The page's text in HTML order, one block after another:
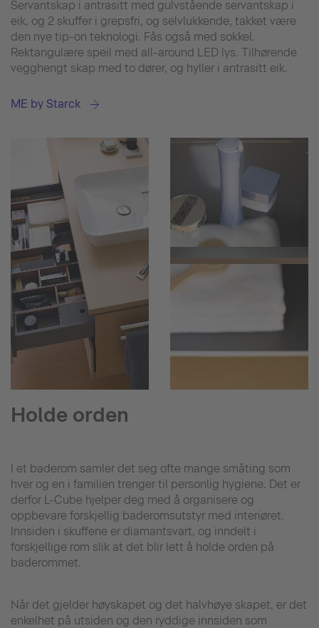
Servantskap i antrasitt med gulvstående servantskap i
eik, og 2 skuffer i grepsfri, og selvlukkende, takket være
den nye tip-on teknologi. Fås også med sokkel.
Rektangulære speil med all-around LED lys. Tilhørende
vegghengt skap med to dører, og hyller i antrasitt eik.
ME by Starck
Holde orden
I et baderom samler det seg ofte mange småting som
hver og en i familien trenger til personlig hygiene. Det er
derfor L-Cube hjelper deg med å organisere og
oppbevare forskjellig baderomsutstyr med interiøret.
Innsiden i skuffene er diamantsvart, og inndelt i
forskjellige rom slik at det blir lett å holde orden på
baderommet.
Når det gjelder høyskapet og det halvhøye skapet, er det
enkelhet på utsiden og den ryddige innsiden som